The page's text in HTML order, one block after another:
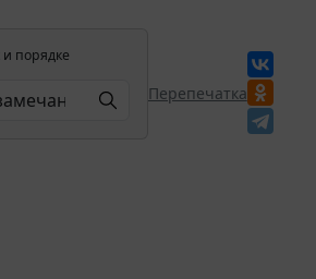
порядке
Перепечатка